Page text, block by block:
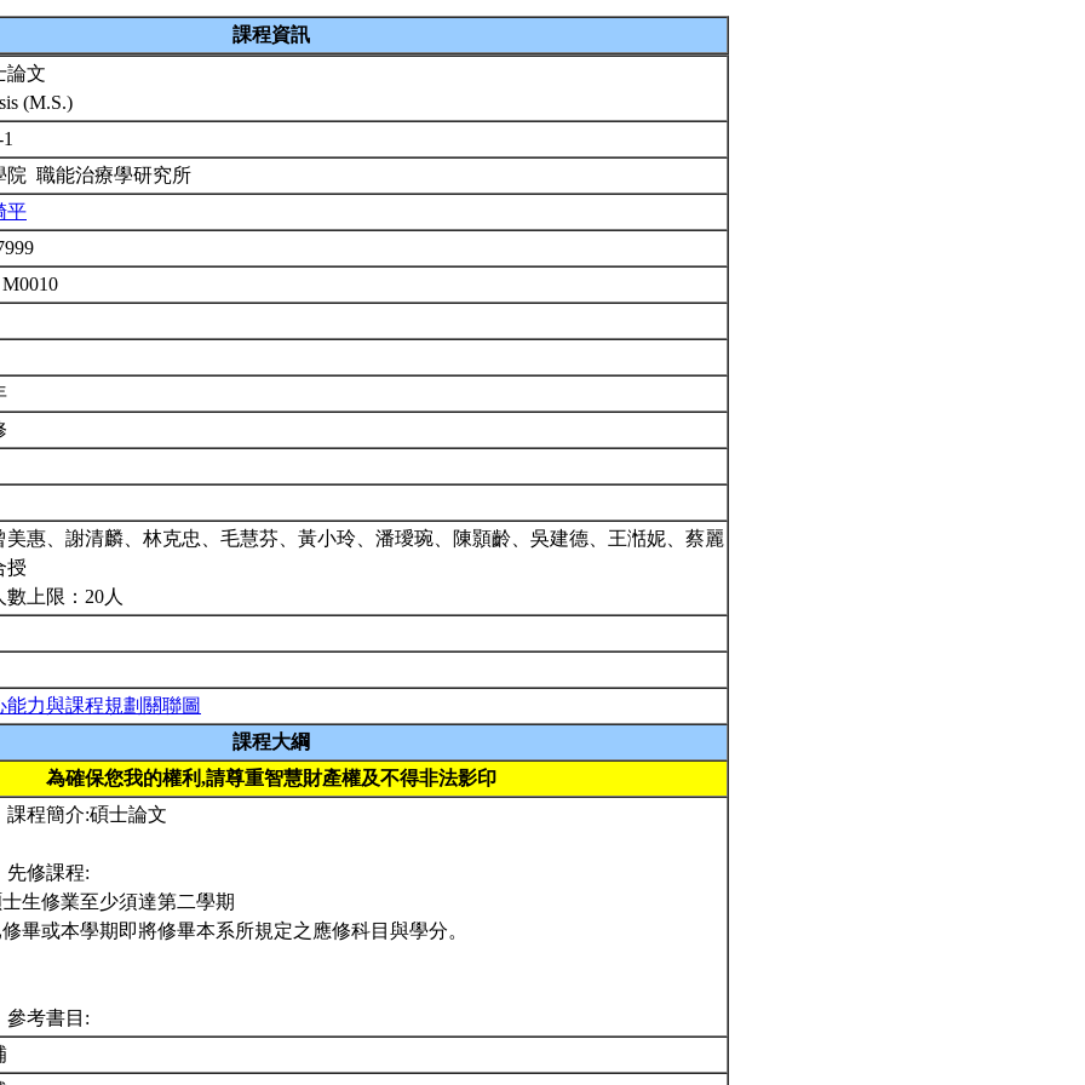
課程資訊
論文
(M.S.)
院 職能治療學研究所
平
美惠、謝清麟、林克忠、毛慧芬、黃小玲、潘璦琬、陳顥齡、吳建德、王湉妮、蔡麗
授
數上限：20人
能力與課程規劃關聯圖
課程大綱
為確保您我的權利,請尊重智慧財產權及不得非法影印
課程簡介:碩士論文
先修課程:
生修業至少須達第二學期
畢或本學期即將修畢本系所規定之應修科目與學分。
參考書目: